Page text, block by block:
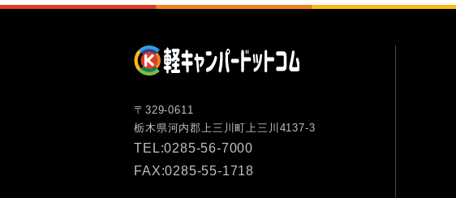
〒329-0611
栃木県河内郡上三川町上三川4137-3
TEL:0285-56-7000
FAX:0285-55-1718